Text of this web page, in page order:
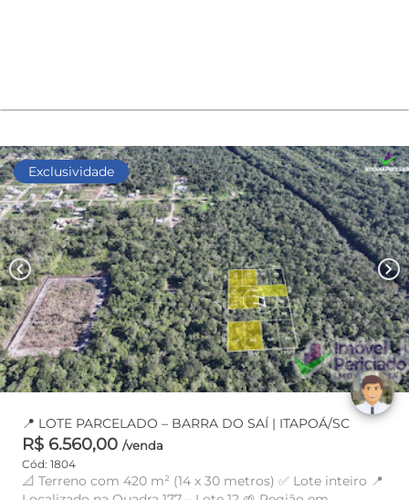
Exclusividade
chevron_left chevron_right
📍 LOTE PARCELADO – BARRA DO SAÍ | ITAPOÁ/SC
R$ 6.560,00 /venda
Cód: 1804
📐 Terreno com 420 m² (14 x 30 metros) ✅ Lote inteiro 📍